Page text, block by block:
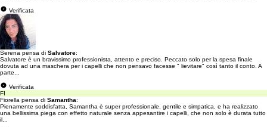
Verificata
Serena pensa di Salvatore:
Salvatore è un bravissimo professionista, attento e preciso. Peccato solo per la spesa finale
dovuta ad una maschera per i capelli che non pensavo facesse " lievitare" così tanto il conto. A
parte...
Verificata
FI
Fiorella pensa di Samantha:
Pienamente soddisfatta, Samantha è super professionale, gentile e simpatica, e ha realizzato
una bellissima piega con effetto naturale senza appesantire i capelli, che non solo è durata tutto
il...